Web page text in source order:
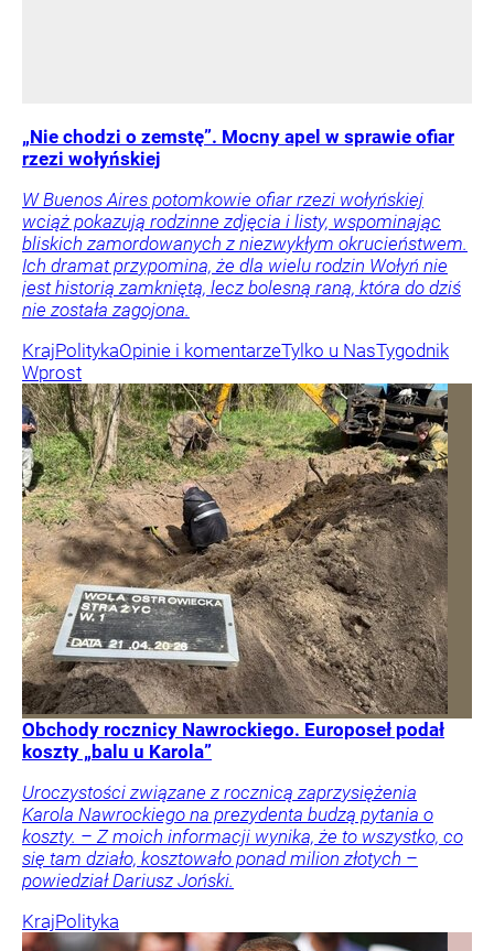
„Nie chodzi o zemstę”. Mocny apel w sprawie ofiar
rzezi wołyńskiej
W Buenos Aires potomkowie ofiar rzezi wołyńskiej
wciąż pokazują rodzinne zdjęcia i listy, wspominając
bliskich zamordowanych z niezwykłym okrucieństwem.
Ich dramat przypomina, że dla wielu rodzin Wołyń nie
jest historią zamkniętą, lecz bolesną raną, która do dziś
nie została zagojona.
KrajPolitykaOpinie i komentarzeTylko u NasTygodnik
Wprost
Obchody rocznicy Nawrockiego. Europoseł podał
koszty „balu u Karola”
Uroczystości związane z rocznicą zaprzysiężenia
Karola Nawrockiego na prezydenta budzą pytania o
koszty. – Z moich informacji wynika, że to wszystko, co
się tam działo, kosztowało ponad milion złotych –
powiedział Dariusz Joński.
KrajPolityka